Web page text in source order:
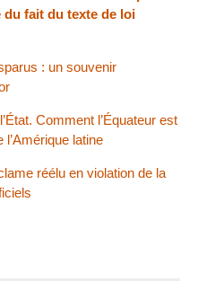
du fait du texte de loi
: un souvenir
Comment l’Équateur est
latine
réélu en violation de la